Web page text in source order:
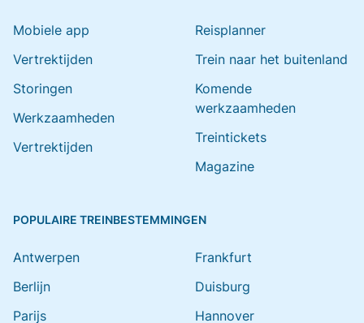
Mobiele app
Vertrektijden
Storingen
Werkzaamheden
Vertrektijden
Reisplanner
Trein naar het buitenland
Komende
werkzaamheden
Treintickets
Magazine
POPULAIRE TREINBESTEMMINGEN
Antwerpen
Berlijn
Parijs
Frankfurt
Duisburg
Hannover